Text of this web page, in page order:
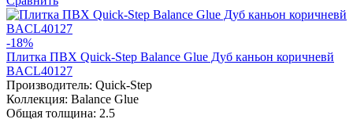
-18%
Плитка ПВХ Quick-Step Balance Glue Дуб каньон коричневй
BACL40127
Производитель: Quick-Step
Коллекция: Balance Glue
Общая толщина: 2.5